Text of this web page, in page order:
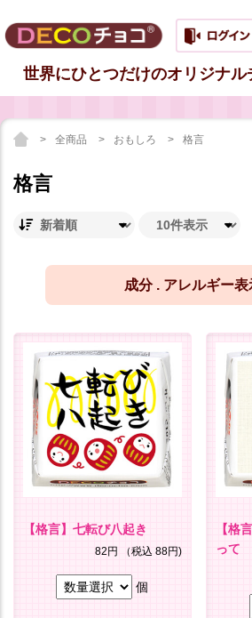
世界にひとつだけのオリジナル
全商品 おもしろ 格言
格言
成分 . アレルギー表
【格言】七転び八起き
82円 （税込 88円)
個
【格
って